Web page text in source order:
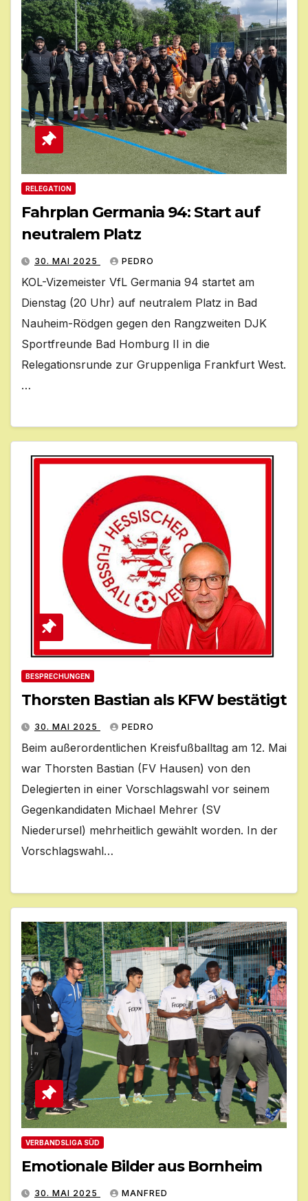
RELEGATION
Fahrplan Germania 94: Start auf
neutralem Platz
30. MAI 2025 PEDRO
KOL-Vizemeister VfL Germania 94 startet am
Dienstag (20 Uhr) auf neutralem Platz in Bad
Nauheim-Rödgen gegen den Rangzweiten DJK
Sportfreunde Bad Homburg II in die
Relegationsrunde zur Gruppenliga Frankfurt West.
…
BESPRECHUNGEN
Thorsten Bastian als KFW bestätigt
30. MAI 2025 PEDRO
Beim außerordentlichen Kreisfußballtag am 12. Mai
war Thorsten Bastian (FV Hausen) von den
Delegierten in einer Vorschlagswahl vor seinem
Gegenkandidaten Michael Mehrer (SV
Niederursel) mehrheitlich gewählt worden. In der
Vorschlagswahl…
VERBANDSLIGA SÜD
Emotionale Bilder aus Bornheim
30. MAI 2025 MANFRED